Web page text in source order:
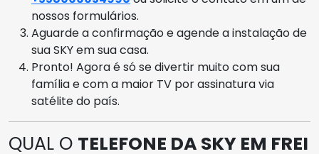
nossos formulários.
Aguarde a confirmação e agende a instalação de
sua SKY em sua casa.
Pronto! Agora é só se divertir muito com sua
família e com a maior TV por assinatura via
satélite do país.
QUAL O TELEFONE DA SKY EM FREI